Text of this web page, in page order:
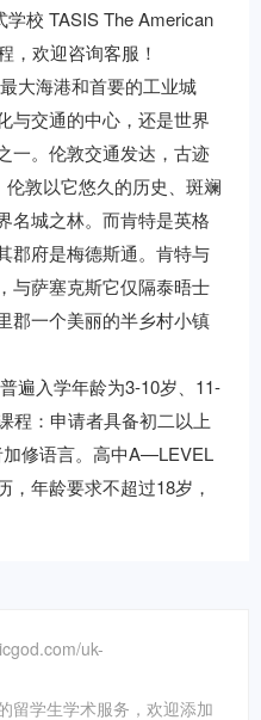
校 TASIS The American
，欢迎咨询客服！
大海港和首要的工业城
与交通的中心，还是世界
一。伦敦交通发达，古迹
伦敦以它悠久的历史、斑斓
名城之林。而肯特是英格
郡府是梅德斯通。肯特与
与萨塞克斯它仅隔泰晤士
郡一个美丽的半乡村小镇
遍入学年龄为3-10岁、11-
程：申请者具备初二以上
修语言。高中A—LEVEL
年龄要求不超过18岁，
uk-
留学生学术服务，欢迎添加